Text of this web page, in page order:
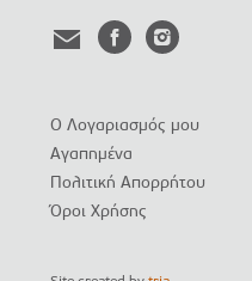
Ο Λογαριασμός μου
Αγαπημένα
Πολιτική Απορρήτου
Όροι Χρήσης